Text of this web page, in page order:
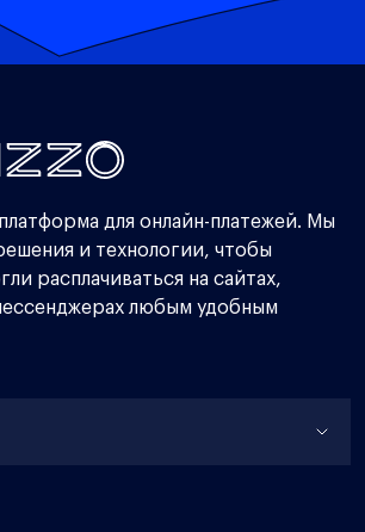
для онлайн-платежей. Мы
и технологии, чтобы
расплачиваться на сайтах,
любым удобным